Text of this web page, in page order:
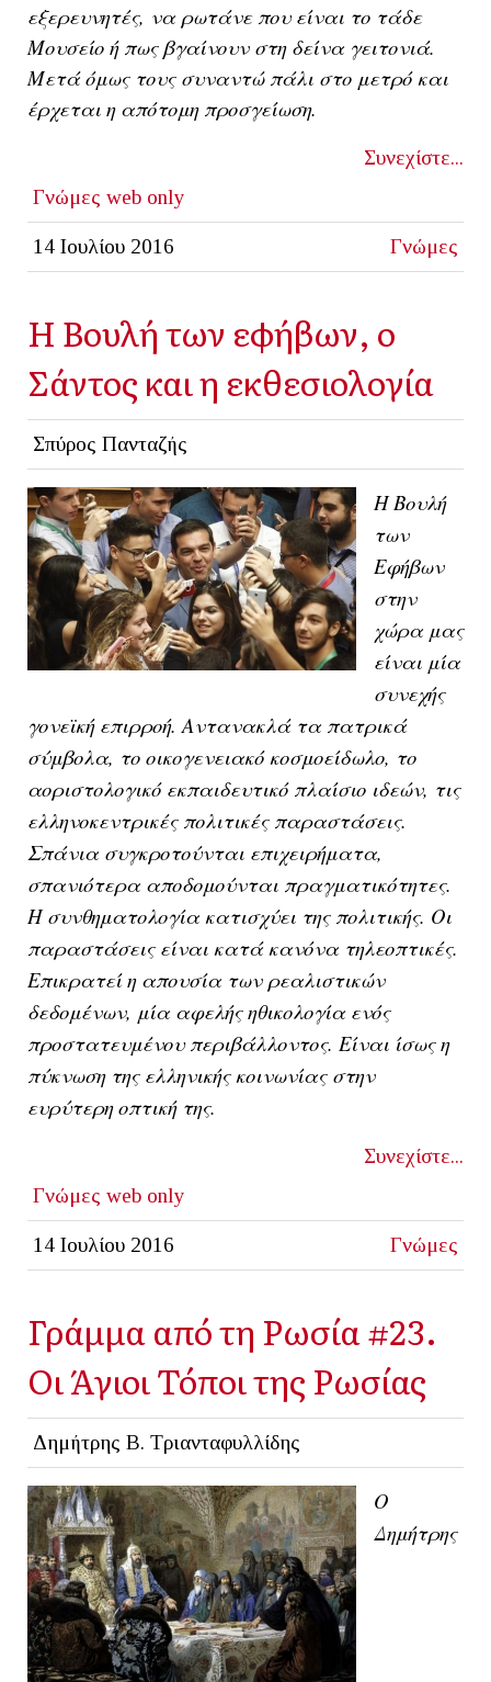
εξερευνητές, να ρωτάνε που είναι το τάδε
Μουσείο ή πως βγαίνουν στη δείνα γειτονιά.
Μετά όμως τους συναντώ πάλι στο μετρό και
έρχεται η απότομη προσγείωση.
Συνεχίστε...
Γνώμες web only
14 Ιουλίου 2016 Γνώμες
Η Βουλή των εφήβων, ο
Σάντος και η εκθεσιολογία
Σπύρος Πανταζής
Η Βουλή
των
Eφήβων
στην
χώρα μας
είναι μία
συνεχής
γονεϊκή επιρροή. Αντανακλά τα πατρικά
σύμβολα, το οικογενειακό κοσμοείδωλο, το
αοριστολογικό εκπαιδευτικό πλαίσιο ιδεών, τις
ελληνοκεντρικές πολιτικές παραστάσεις.
Σπάνια συγκροτούνται επιχειρήματα,
σπανιότερα αποδομούνται πραγματικότητες.
Η συνθηματολογία κατισχύει της πολιτικής. Οι
παραστάσεις είναι κατά κανόνα τηλεοπτικές.
Επικρατεί η απουσία των ρεαλιστικών
δεδομένων, μία αφελής ηθικολογία ενός
προστατευμένου περιβάλλοντος. Είναι ίσως η
πύκνωση της ελληνικής κοινωνίας στην
ευρύτερη οπτική της.
Συνεχίστε...
Γνώμες web only
14 Ιουλίου 2016 Γνώμες
Γράμμα από τη Ρωσία #23.
Οι Άγιοι Τόποι της Ρωσίας
Δημήτρης Β. Τριανταφυλλίδης
Ο
Δημήτρης